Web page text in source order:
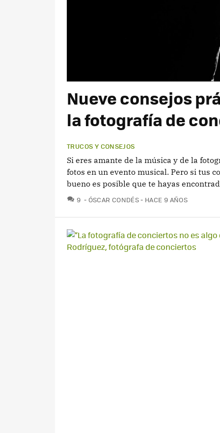
Nueve consejos
la fotografía de
TRUCOS Y CONSEJOS
Si eres amante de la música y de la
fotos en un evento musical. Pero si tus
bueno es posible que te hayas
9 COMENTARIOS
ÓSCAR CONDÉS HACE 9 AÑOS